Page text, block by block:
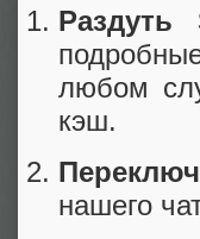
Раздуть
любом
кэш.
нашего